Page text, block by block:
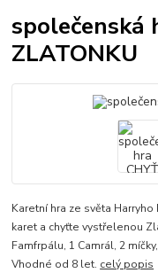
společenská
ZLATONKU
Karetní hra ze světa
karet a chyťte vystřelenou
Famfrpálu, 1 Camrál, 2
Vhodné od 8 let. celý popis